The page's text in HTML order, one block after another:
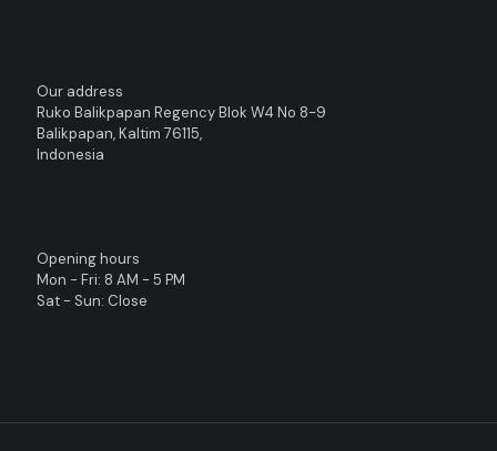
Our address
Ruko Balikpapan Regency Blok W4 No 8-9
Balikpapan, Kaltim 76115,
Indonesia
Opening hours
Mon - Fri: 8 AM - 5 PM
Sat - Sun: Close